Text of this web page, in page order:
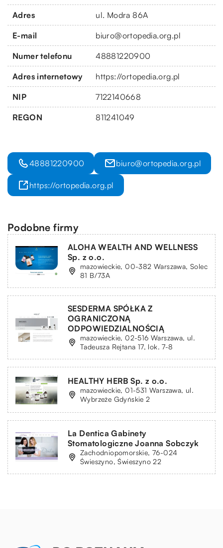
Adres ul. Modra 86A
E-mail biuro@ortopedia.org.pl
Numer telefonu 48881220900
Adres internetowy https://ortopedia.org.pl
NIP 7122140668
REGON 811241049
48881220900 biuro@ortopedia.org.pl
https://ortopedia.org.pl
Podobne firmy
ALOHA WEALTH AND WELLNESS
Sp. z o.o.
mazowieckie, 00-382 Warszawa, Solec
81 B/73A
SESDERMA SPÓŁKA Z
OGRANICZONĄ
ODPOWIEDZIALNOŚCIĄ
mazowieckie, 02-516 Warszawa, ul.
Tadeusza Rejtana 17, lok. 7-8
HEALTHY HERB Sp. z o.o.
mazowieckie, 01-531 Warszawa, ul.
Wybrzeże Gdyńskie 2
La Dentica Gabinety
Stomatologiczne Joanna Sobczyk
Zachodniopomorskie, 76-024
Świeszyno, Świeszyno 22